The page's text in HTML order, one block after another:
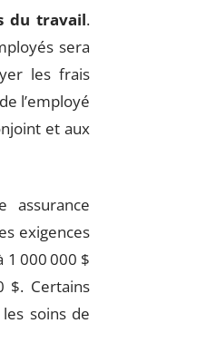
du travail.
sera
les frais
l’employé
et aux
assurance
exigences
000 000 $
$. Certains
soins de